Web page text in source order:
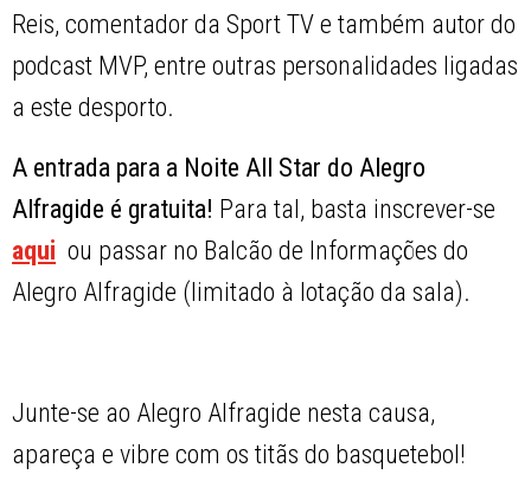
Reis, comentador da Sport TV e também autor do
podcast MVP, entre outras personalidades ligadas
a este desporto.
A entrada para a Noite All Star do Alegro
Alfragide é gratuita! Para tal, basta inscrever-se
aqui ou passar no Balcão de Informações do
Alegro Alfragide (limitado à lotação da sala).
Junte-se ao Alegro Alfragide nesta causa,
apareça e vibre com os titãs do basquetebol!